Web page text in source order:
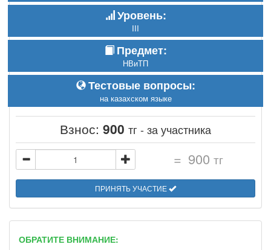
Уровень:
III
Предмет:
НВиТП
Тестовые вопросы:
на казахском языке
Взнос: 900 тг - за участника
= 900 тг
ПРИНЯТЬ УЧАСТИЕ
ОБРАТИТЕ ВНИМАНИЕ: